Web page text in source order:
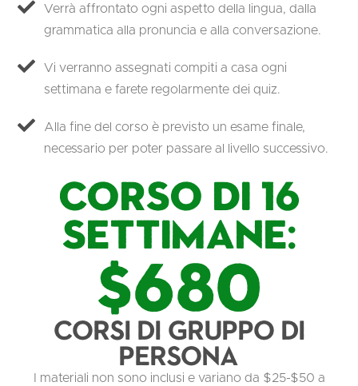
Verrà affrontato ogni aspetto della lingua, dalla
grammatica alla pronuncia e alla conversazione.
Vi verranno assegnati compiti a casa ogni
settimana e farete regolarmente dei quiz.
Alla fine del corso è previsto un esame finale,
necessario per poter passare al livello successivo.
Corso di 16
settimane:
$680
Corsi di gruppo di
persona
I materiali non sono inclusi e variano da $25-$50 a